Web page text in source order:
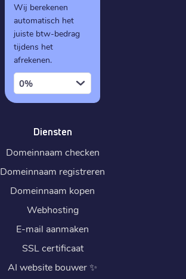
Wij berekenen
automatisch het
juiste btw-bedrag
tijdens het
afrekenen.
0%
Diensten
Domeinnaam checken
Domeinnaam registreren
Domeinnaam kopen
Webhosting
E-mail aanmaken
SSL certificaat
AI website bouwer✨